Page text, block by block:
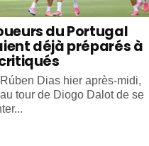
du Portugal
déjà préparés à
Dias hier après-midi,
au tour de Diogo Dalot de se